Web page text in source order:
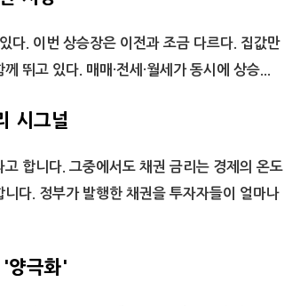
다. 이번 상승장은 이전과 조금 다르다. 집값만
뛰고 있다. 매매·전세·월세가 동시에 상승...
시그널
합니다. 그중에서도 채권 금리는 경제의 온도
다. 정부가 발행한 채권을 투자자들이 얼마나
양극화'